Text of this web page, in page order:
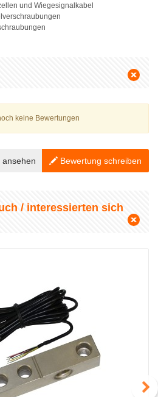
und Wiegesignalkabel
keine Bewertungen
ansehen Bewertung schreiben
/ interessierten sich